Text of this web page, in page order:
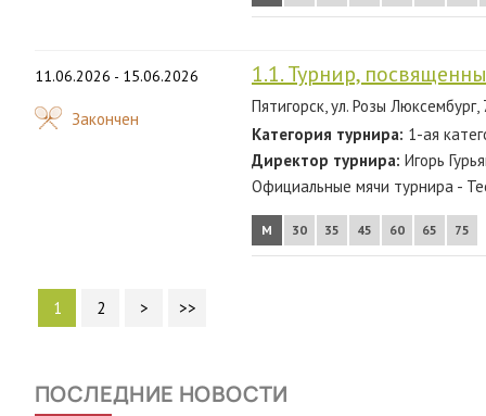
11.06.2026 - 15.06.2026
Закончен
1.1. Турнир,
Пятигорск, ул. Розы Люксембург,
Категория турнира: 1-ая
Директор турнира: Игорь
Официальные мячи турнира -
М 30 35 45 60 65 75
1 2 > >>
ПОСЛЕДНИЕ НОВОСТИ